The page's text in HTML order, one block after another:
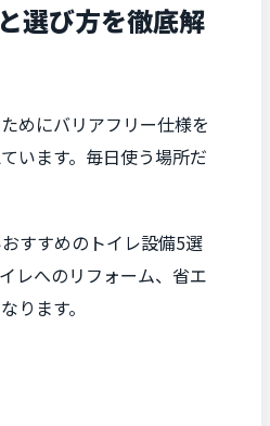
選び方を徹底解
めにバリアフリー仕様を
います。毎日使う場所だ
すすめのトイレ設備5選
レへのリフォーム、省エ
ります。